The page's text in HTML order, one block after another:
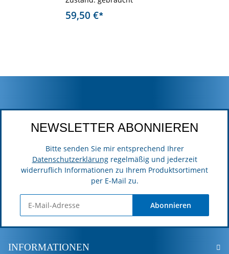
59,50 €*
NEWSLETTER ABONNIEREN
Bitte senden Sie mir entsprechend Ihrer
Datenschutzerklärungregelmäßig und jederzeit
widerruflich Informationen zu Ihrem Produktsortiment
per E-Mail zu.
Abonnieren
INFORMATIONEN